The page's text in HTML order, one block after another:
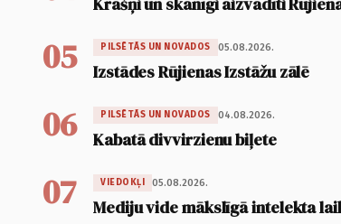
05 PILSĒTĀS UN NOVADOS 05.08.2026.
Izstādes Rūjienas Izstāžu zālē
06 PILSĒTĀS UN NOVADOS 04.08.2026.
Kabatā divvirzienu biļete
07 VIEDOKĻI 05.08.2026.
Mediju vide mākslīgā intelekta